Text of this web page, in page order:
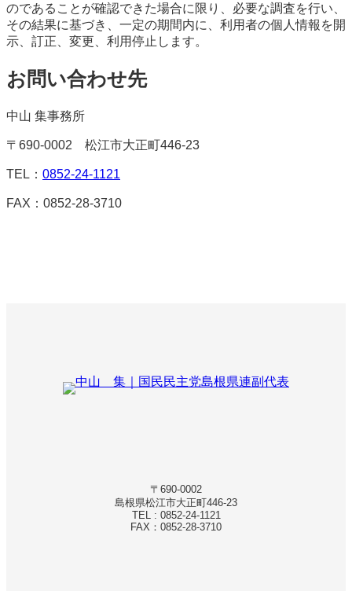
のであることが確認できた場合に限り、必要な調査を行い、
その結果に基づき、一定の期間内に、利用者の個人情報を開
示、訂正、変更、利用停止します。
お問い合わせ先
中山 集事務所
〒690-0002 松江市大正町446-23
TEL： 0852-24-1121
FAX：0852-28-3710
〒690-0002
島根県松江市大正町446-23
TEL : 0852-24-1121
FAX：0852-28-3710